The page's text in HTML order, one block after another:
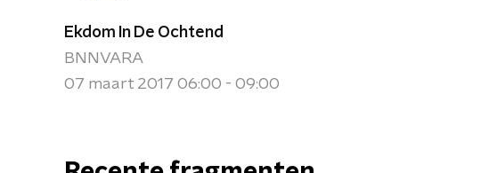
Ekdom In De Ochtend
BNNVARA
07 maart 2017 06:00 - 09:00